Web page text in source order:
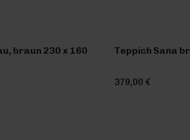
braun 230 x 160
Teppich Sana
379,00 €